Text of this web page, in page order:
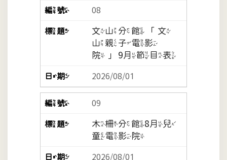
08
文山分館「文
山親子電影
院」9月節目表
2026/08/01
09
木柵分館8月兒
童電影院
2026/08/01